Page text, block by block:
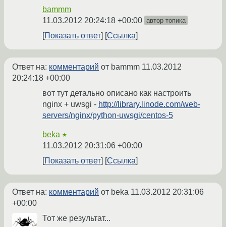
bammm
11.03.2012 20:24:18 +00:00 автор топика
Показать ответ Ссылка
Ответ на: комментарий от bammm 11.03.2012
20:24:18 +00:00
вот тут детально описано как настроить
nginx + uwsgi - http://library.linode.com/web-
servers/nginx/python-uwsgi/centos-5
beka ★
11.03.2012 20:31:06 +00:00
Показать ответ
Ссылка
Ответ на: комментарий от beka 11.03.2012 20:31:06
+00:00
Тот же результат...